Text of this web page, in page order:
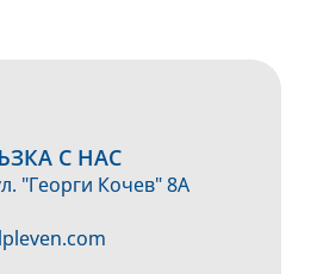
С НАС
"Георги Кочев" 8А